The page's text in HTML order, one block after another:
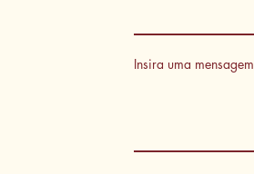
Insira uma mensagem